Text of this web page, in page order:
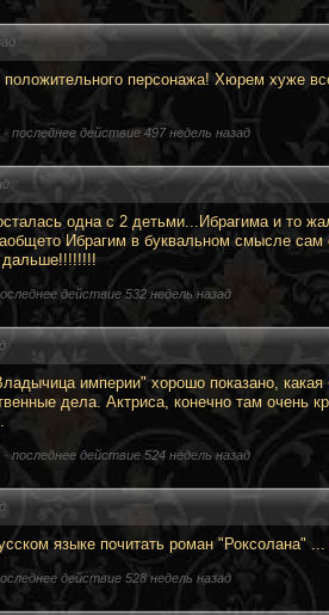
персонажа! Хюрем хуже
· последнее действие 497 недель назад
одна с 2 детьми...Ибрагима и то
Ибрагим в буквальном смысле сам
дальше!!!!!!!!
действие 532 недель назад
империи" хорошо показано,
дела. Актриса, конечно там очень
·последнее действие 524 недель назад
языке почитать роман "Роксолана" ...
действие 528 недель назад